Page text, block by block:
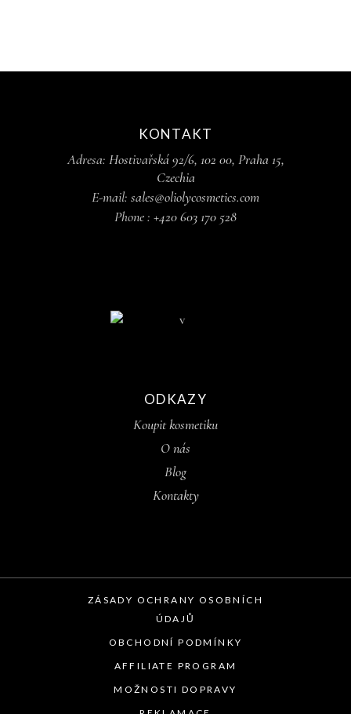
KONTAKT
Adresa: Hostivařská 92/6, 102 00, Praha 15,
Czechia
E-mail: sales@oliolycosmetics.com
Phone : +420 603 170 528
ODKAZY
Koupit kosmetiku
O nás
Blog
Kontakty
ZÁSADY OCHRANY OSOBNÍCH
ÚDAJŮ
OBCHODNÍ PODMÍNKY
AFFILIATE PROGRAM
MOŽNOSTI DOPRAVY